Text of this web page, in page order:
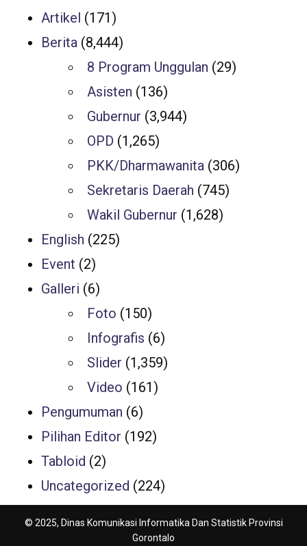
Artikel (171)
Berita (8,444)
8 Program Unggulan (29)
Asisten (136)
Gubernur (3,944)
OPD (1,265)
PKK/Dharmawanita (306)
Sekretaris Daerah (745)
Wakil Gubernur (1,628)
English (225)
Event (2)
Galleri (6)
Foto (150)
Infografis (6)
Slider (1,359)
Video (161)
Pengumuman (6)
Pilihan Editor (192)
Tabloid (2)
Uncategorized (224)
© 2025, Dinas Komunikasi Informatika Dan Statistik Provinsi
Gorontalo